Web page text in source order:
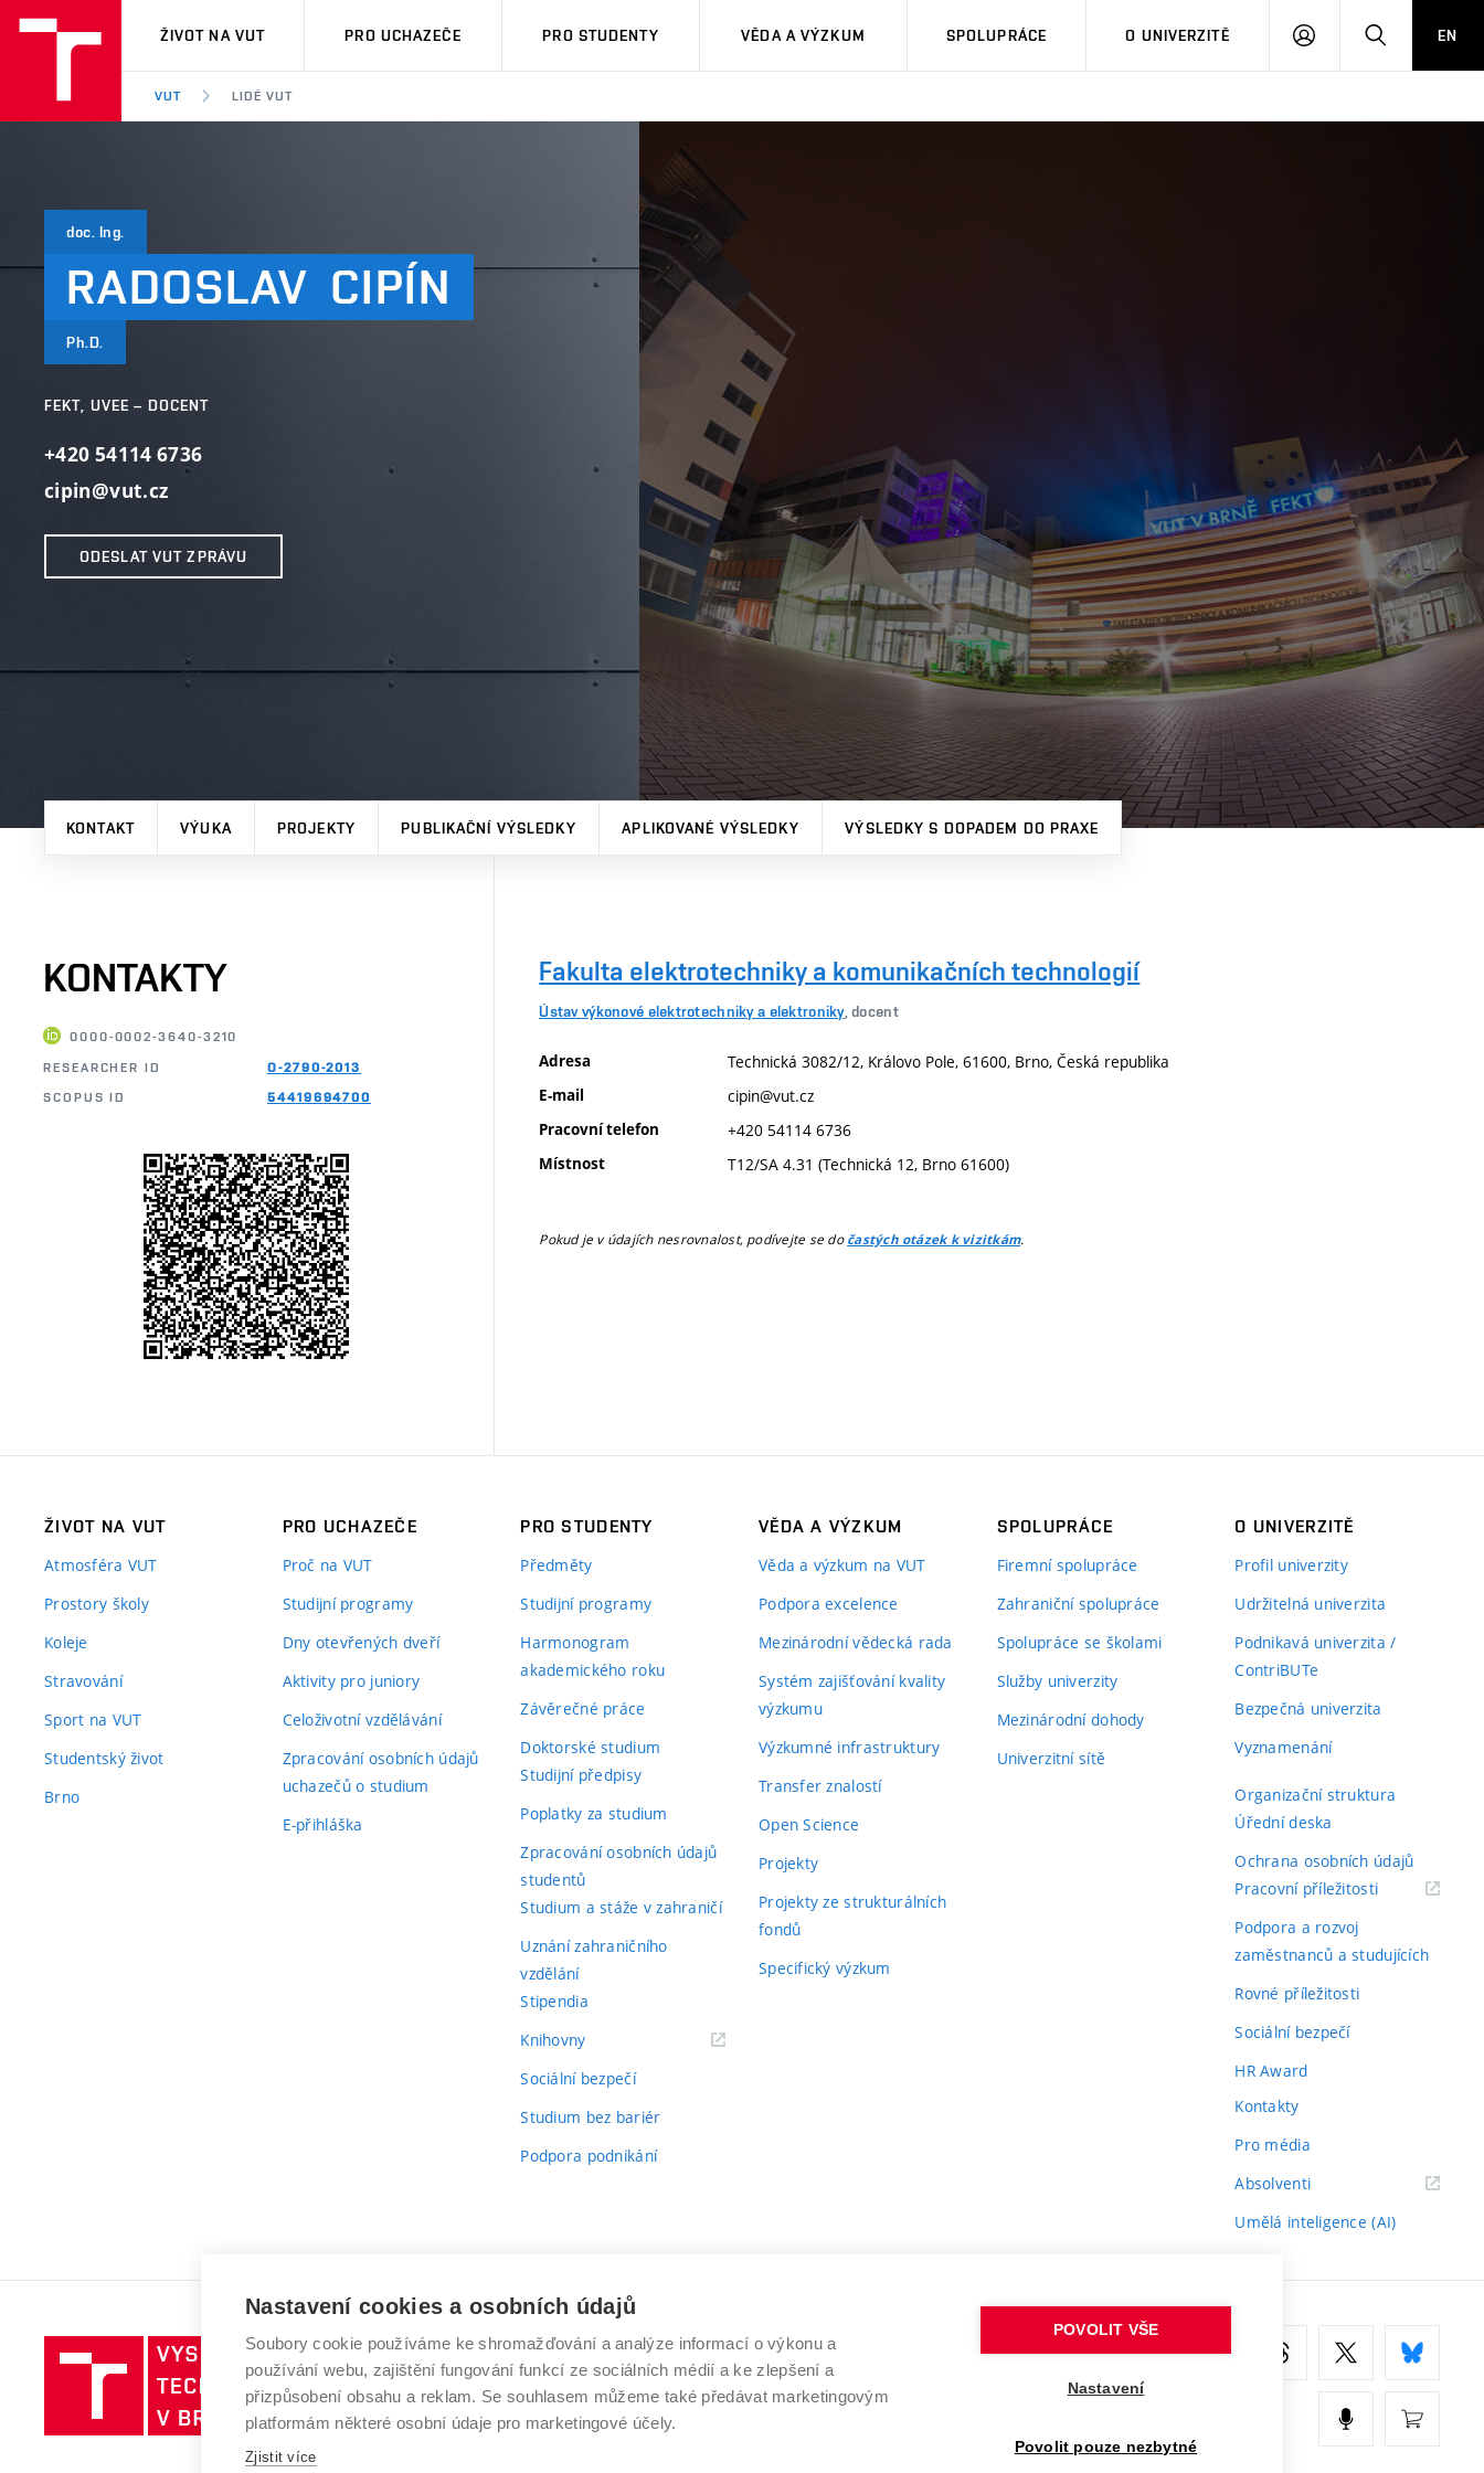
VUT
ŽIVOT NA VUT PRO UCHAZEČE PRO STUDENTY VĚDA A VÝZKUM SPOLUPRÁCE O UNIVERZITĚ
PŘIHLÁSIT HLEDATEN
VUT LIDÉ VUT
doc. Ing.
RADOSLAV CIPÍN
Ph.D.
FEKT, UVEE – DOCENT
+420 54114 6736
cipin@vut.cz
ODESLAT VUT ZPRÁVU
KONTAKT VÝUKA PROJEKTY PUBLIKAČNÍ VÝSLEDKY APLIKOVANÉ VÝSLEDKY VÝSLEDKY S DOPADEM DO PRAXE
KONTAKTY
0000-0002-3640-3210
RESEARCHER ID
O-2790-2013
SCOPUS ID
54419694700
Fakulta elektrotechniky a komunikačních technologií
Ústav výkonové elektrotechniky a elektroniky, docent
Adresa Technická 3082/12, Královo Pole, 61600, Brno, Česká republika
E-mail cipin@vut.cz
Pracovní telefon +420 54114 6736
Místnost T12/SA 4.31 (Technická 12, Brno 61600)
Pokud je v údajích nesrovnalost, podívejte se dočastých otázek k vizitkám.
ŽIVOT NA VUT
Atmosféra VUT
Prostory školy
Koleje
Stravování
Sport na VUT
Studentský život
Brno
PRO UCHAZEČE
Proč na VUT
Studijní programy
Dny otevřených dveří
Aktivity pro juniory
Celoživotní vzdělávání
Zpracování osobních údajů
uchazečů o studium
E-přihláška
PRO STUDENTY
Předměty
Studijní programy
Harmonogram
akademického roku
Závěrečné práce
Doktorské studium
Studijní předpisy
Poplatky za studium
Zpracování osobních údajů
studentů
Studium a stáže v zahraničí
Uznání zahraničního
vzdělání
Stipendia
Knihovny(externí
Sociální bezpečí
Studium bez bariér
Podpora podnikání
VĚDA A VÝZKUM
Věda a výzkum na VUT
Podpora excelence
Mezinárodní vědecká rada
Systém zajišťování kvality
výzkumu
Výzkumné infrastruktury
Transfer znalostí
Open Science
Projekty
Projekty ze strukturálních
fondů
Specifický výzkum
SPOLUPRÁCE
Firemní spolupráce
Zahraniční spolupráce
Spolupráce se školami
Služby univerzity
Mezinárodní dohody
Univerzitní sítě
O UNIVERZITĚ
Profil univerzity
Udržitelná univerzita
Podnikavá univerzita /
ContriBUTe
Bezpečná univerzita
Vyznamenání
Organizační struktura
Úřední deska
Ochrana osobních údajů
Pracovní příležitosti(externí
Podpora a rozvoj
zaměstnanců a studujících
Rovné příležitosti
Sociální bezpečí
HR Award
Kontakty
Pro média
Absolventi(externí
Umělá inteligence (AI)
Vysoké
učení
technické
v
VYSOKÉ UČENÍ TECHNICKÉ V BRNĚ
Antonínská 548/1
602 00 Brno
www.vut.cz
Nastavení cookies a osobních údajů
Soubory cookie používáme ke shromažďování a analýze informací o výkonu a
používání webu, zajištění fungování funkcí ze sociálních médií a ke zlepšení a
přizpůsobení obsahu a reklam. Se souhlasem můžeme také předávat marketingovým
platformám některé osobní údaje pro marketingové účely.
Zjistit více
POVOLIT VŠE
Nastavení
Povolit pouze nezbytné